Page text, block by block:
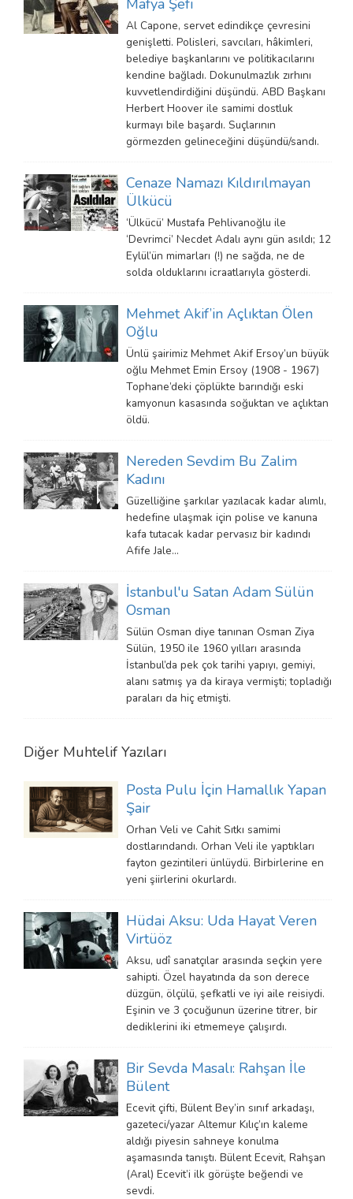
Al Capone, servet edindikçe çevresini
genişletti. Polisleri, savcıları, hâkimleri,
belediye başkanlarını ve politikacılarını
kendine bağladı. Dokunulmazlık zırhını
kuvvetlendirdiğini düşündü. ABD Başkanı
Herbert Hoover ile samimi dostluk
kurmayı bile başardı. Suçlarının
görmezden gelineceğini düşündü/sandı.
Cenaze Namazı Kıldırılmayan
Ülkücü
‘Ülkücü’ Mustafa Pehlivanoğlu ile
‘Devrimci’ Necdet Adalı aynı gün asıldı; 12
Eylül’ün mimarları (!) ne sağda, ne de
solda olduklarını icraatlarıyla gösterdi.
Mehmet Akif’in Açlıktan Ölen
Oğlu
Ünlü şairimiz Mehmet Akif Ersoy’un büyük
oğlu Mehmet Emin Ersoy (1908 - 1967)
Tophane’deki çöplükte barındığı eski
kamyonun kasasında soğuktan ve açlıktan
öldü.
Nereden Sevdim Bu Zalim
Kadını
Güzelliğine şarkılar yazılacak kadar alımlı,
hedefine ulaşmak için polise ve kanuna
kafa tutacak kadar pervasız bir kadındı
Afife Jale...
İstanbul'u Satan Adam Sülün
Osman
Sülün Osman diye tanınan Osman Ziya
Sülün, 1950 ile 1960 yılları arasında
İstanbul’da pek çok tarihi yapıyı, gemiyi,
alanı satmış ya da kiraya vermişti; topladığı
paraları da hiç etmişti.
Diğer Muhtelif Yazıları
Posta Pulu İçin Hamallık Yapan
Şair
Orhan Veli ve Cahit Sıtkı samimi
dostlarındandı. Orhan Veli ile yaptıkları
fayton gezintileri ünlüydü. Birbirlerine en
yeni şiirlerini okurlardı.
Hüdai Aksu: Uda Hayat Veren
Virtüöz
Aksu, udî sanatçılar arasında seçkin yere
sahipti. Özel hayatında da son derece
düzgün, ölçülü, şefkatli ve iyi aile reisiydi.
Eşinin ve 3 çocuğunun üzerine titrer, bir
dediklerini iki etmemeye çalışırdı.
Bir Sevda Masalı: Rahşan İle
Bülent
Ecevit çifti, Bülent Bey’in sınıf arkadaşı,
gazeteci/yazar Altemur Kılıç’ın kaleme
aldığı piyesin sahneye konulma
aşamasında tanıştı. Bülent Ecevit, Rahşan
(Aral) Ecevit’i ilk görüşte beğendi ve
sevdi.